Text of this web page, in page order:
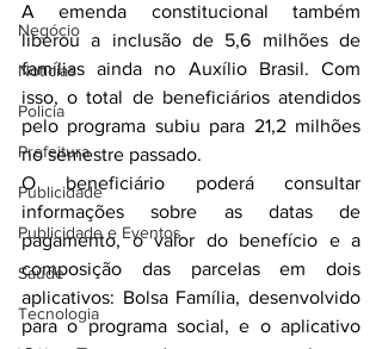
Negócio
Noticias
Policia
Prefeitura
Publicidade
Publicidade e Eventos.
Saúde
Tecnologia
A emenda constitucional também
liberou a inclusão de 5,6 milhões de
famílias ainda no Auxílio Brasil. Com
isso, o total de beneficiários atendidos
pelo programa subiu para 21,2 milhões
no semestre passado.
O beneficiário poderá consultar
informações sobre as datas de
pagamento, o valor do benefício e a
composição das parcelas em dois
aplicativos: Bolsa Família, desenvolvido
para o programa social, e o aplicativo